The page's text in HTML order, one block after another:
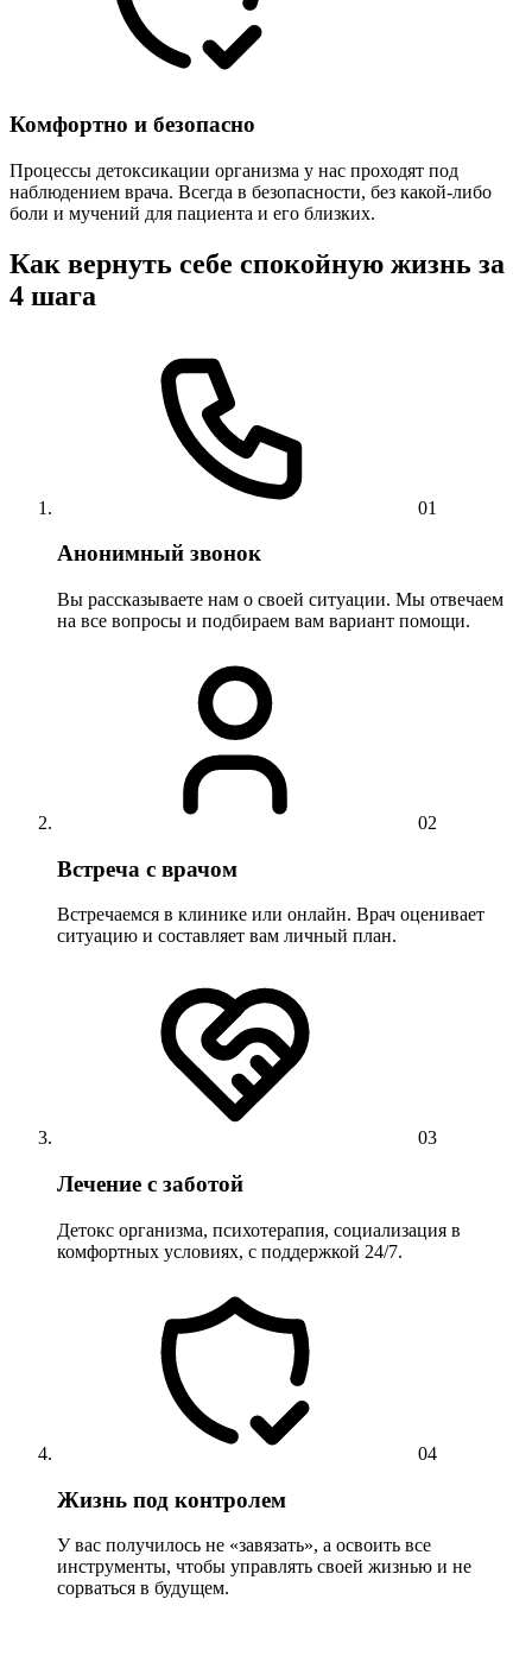
Комфортно и безопасно
Процессы детоксикации организма у нас проходят под
наблюдением врача. Всегда в безопасности, без какой-либо
боли и мучений для пациента и его близких.
Как вернуть себе спокойную жизнь за
4 шага
01
Анонимный звонок
Вы рассказываете нам о своей ситуации. Мы отвечаем
на все вопросы и подбираем вам вариант помощи.
02
Встреча с врачом
Встречаемся в клинике или онлайн. Врач оценивает
ситуацию и составляет вам личный план.
03
Лечение с заботой
Детокс организма, психотерапия, социализация в
комфортных условиях, с поддержкой 24/7.
04
Жизнь под контролем
У вас получилось не «завязать», а освоить все
инструменты, чтобы управлять своей жизнью и не
сорваться в будущем.